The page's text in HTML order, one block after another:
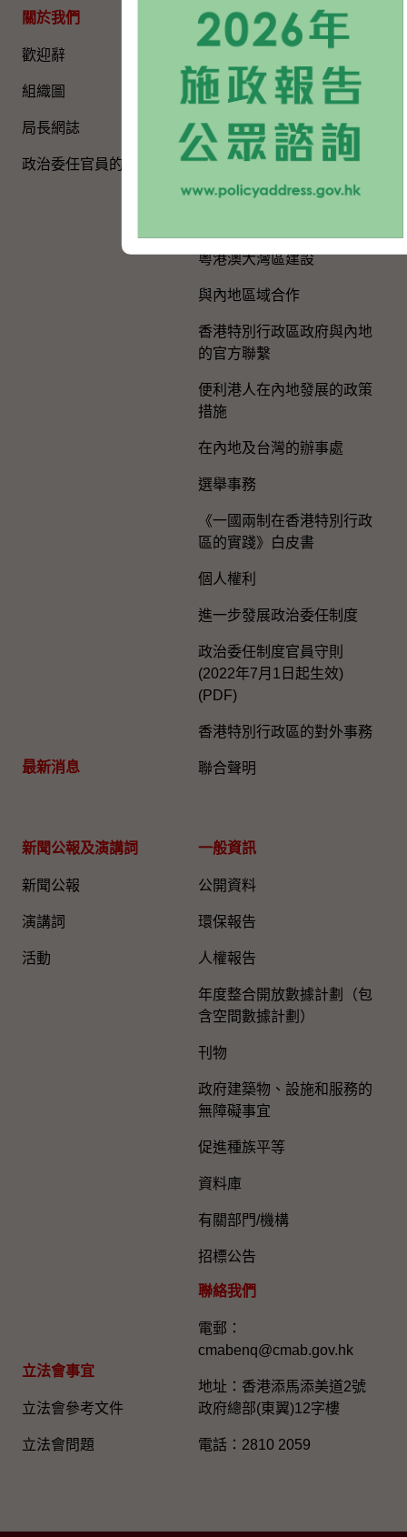
關於我們
歡迎辭
組織圖​
局長網誌
政治委任官員的申報
最新消息
專題資料
國家憲法日
《基本法》
國旗、國徽、國歌
慶祝中國共產黨成立105周
粵港澳大灣區建設
與內地區域合作
香港特別行政區政府與內地
的官方聯繫
便利港人在內地發展的政策
措施
在內地及台灣的辦事處
選舉事務
《一國兩制在香港特別行政
區的實踐》白皮書
個人權利
進一步發展政治委任制度
政治委任制度官員守則
(2022年7月1日起生效)
(PDF)
香港特別行政區的對外事務
聯合聲明
新聞公報及演講詞
新聞公報
演講詞
活動
立法會事宜
立法會參考文件
立法會問題
一般資訊​
公開資料
環保報告
人權報告
年度整合開放數據計劃（包
含空間數據計劃）
刊物
政府建築物、設施和服務的
無障礙事宜
促進種族平等
資料庫
有關部門/機構
招標公告
聯絡我們
電郵：
cmabenq@cmab.gov.hk​
地址：香港添馬添美道2號
政府總部(東翼)12字樓
電話：2810 2059